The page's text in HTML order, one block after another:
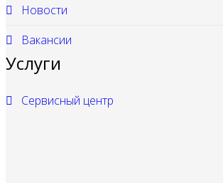
Новости
Вакансии
Услуги
Сервисный центр